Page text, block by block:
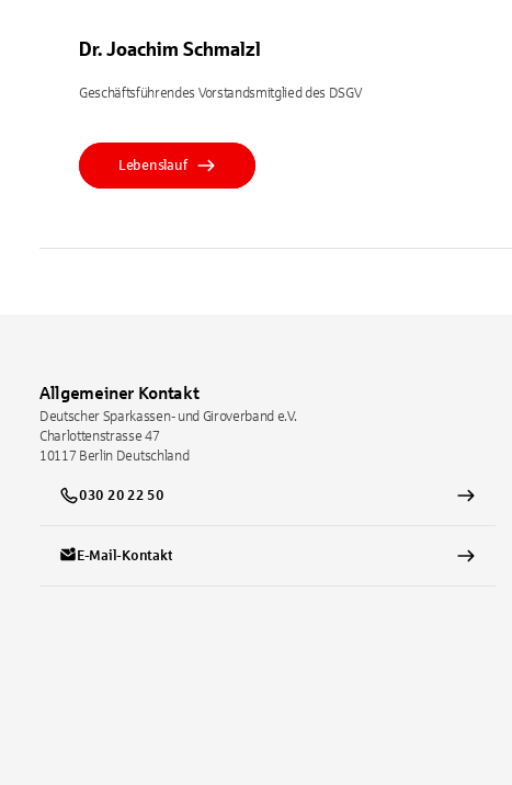
Dr. Joachim Schmalzl
Geschäftsführendes Vorstandsmitglied des DSGV
Lebenslauf
Allgemeiner Kontakt
Deutscher Sparkassen- und Giroverband e.V.
Charlottenstrasse 47
10117 Berlin Deutschland
030 20 22 50
E-Mail-Kontakt